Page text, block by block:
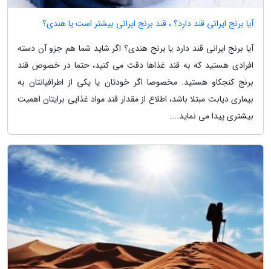
آیا برنج ایرانی قند دارد؟ ، قند برنج ایرانی بیشتر است یا هندی؟
آیا برنج ایرانی قند دارد یا برنج هندی؟ اگر شاید شما هم جزو آن دسته
افرادی هستید که به قند غذاها دقت می کنید، حتما در خصوص قند
برنج کنجکاو هستید. مخصوصا اگر خودتان یا یکی از اطرافیانتان به
بیماری دیابت مبتلا باشد، اطلاع از مقدار قند مواد غذایی برایتان اهمیت
بیشتری پیدا می نماید....